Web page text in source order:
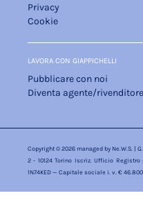
Privacy
Cookie
LAVORA CON GIAPPICHELLI
Pubblicare con noi
Diventa agente/rivenditore
Copyright © 2026 managed by Ne.W.S. |
2 - 10124 Torino Iscriz. Ufficio Registro
1N74KED — Capitale sociale i. v. €